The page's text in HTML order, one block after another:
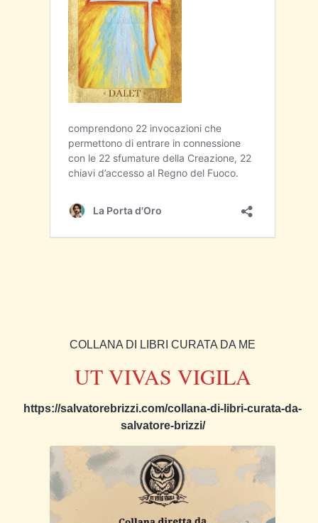
COLLANA DI LIBRI CURATA DA ME
UT VIVAS VIGILA
https://salvatorebrizzi.com/collana-di-libri-curata-da-
salvatore-brizzi/